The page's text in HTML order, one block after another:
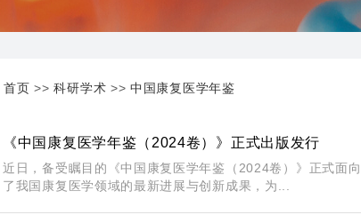
首页 >>科研学术 >>中国康复医学年鉴
《中国康复医学年鉴（2024卷）》正式出版发行
近日，备受瞩目的《中国康复医学年鉴（2024卷）》正式面
了我国康复医学领域的最新进展与创新成果，为...